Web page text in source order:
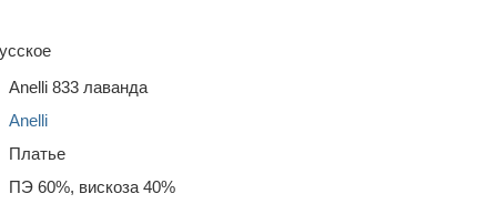
Anelli 833 лаванда
Anelli
Платье
ПЭ 60%, вискоза 40%